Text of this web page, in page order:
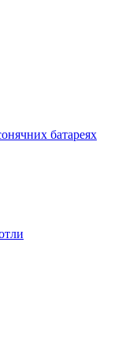
батареях